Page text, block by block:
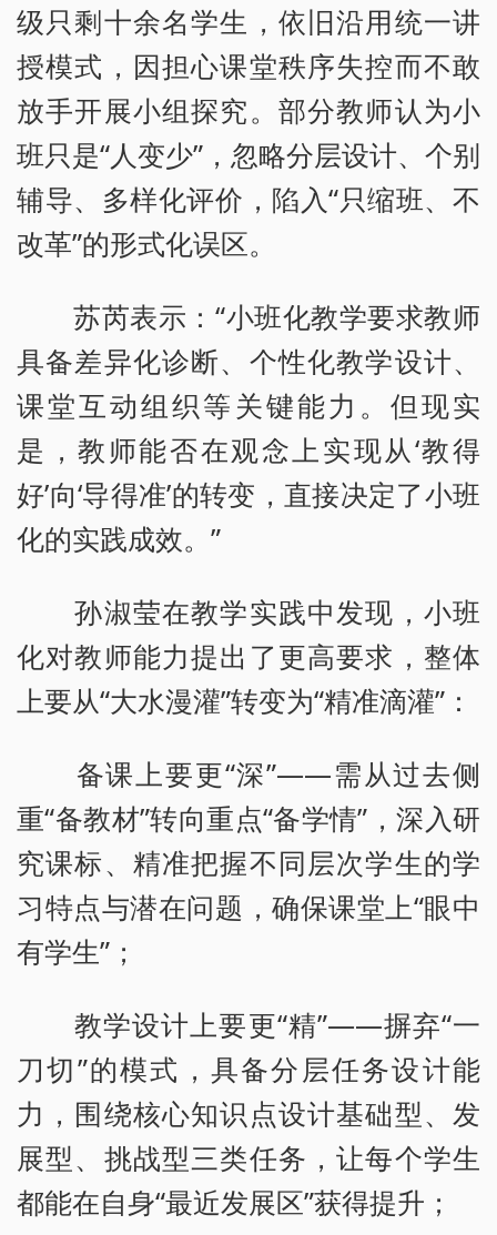
级只剩十余名学生，依旧沿用统一讲
授模式，因担心课堂秩序失控而不敢
放手开展小组探究。部分教师认为小
班只是“人变少”，忽略分层设计、个别
辅导、多样化评价，陷入“只缩班、不
改革”的形式化误区。
苏芮表示：“小班化教学要求教师
具备差异化诊断、个性化教学设计、
课堂互动组织等关键能力。但现实
是，教师能否在观念上实现从‘教得
好’向‘导得准’的转变，直接决定了小班
化的实践成效。”
孙淑莹在教学实践中发现，小班
化对教师能力提出了更高要求，整体
上要从“大水漫灌”转变为“精准滴灌”：
备课上要更“深”——需从过去侧
重“备教材”转向重点“备学情”，深入研
究课标、精准把握不同层次学生的学
习特点与潜在问题，确保课堂上“眼中
有学生”；
教学设计上要更“精”——摒弃“一
刀切”的模式，具备分层任务设计能
力，围绕核心知识点设计基础型、发
展型、挑战型三类任务，让每个学生
都能在自身“最近发展区”获得提升；